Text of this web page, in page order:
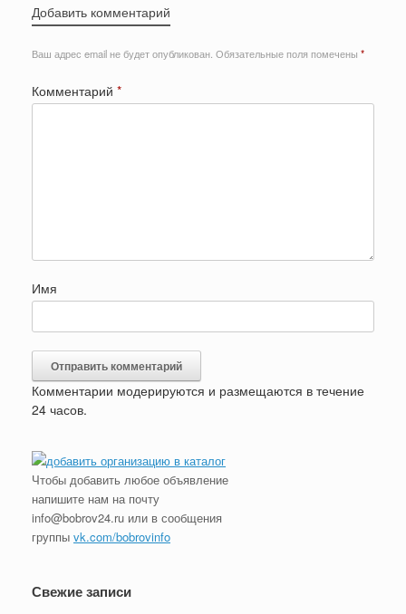
Добавить комментарий
Ваш адрес email не будет опубликован. Обязательные поля помечены *
Комментарий *
Имя
Комментарии модерируются и размещаются в течение
24 часов.
Чтобы добавить любое объявление
напишите нам на почту
info@bobrov24.ru или в сообщения
группы vk.com/bobrovinfo
Свежие записи